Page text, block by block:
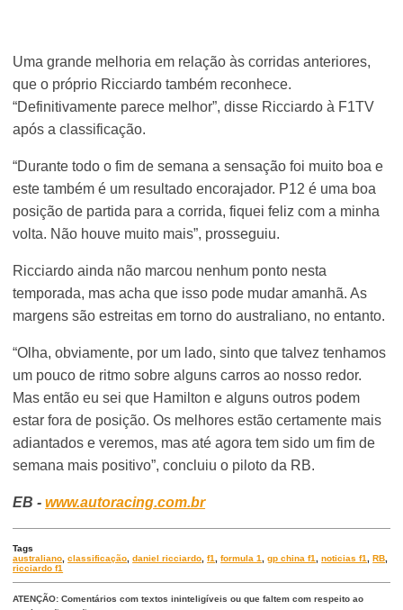
Uma grande melhoria em relação às corridas anteriores,
que o próprio Ricciardo também reconhece.
“Definitivamente parece melhor”, disse Ricciardo à F1TV
após a classificação.
“Durante todo o fim de semana a sensação foi muito boa e
este também é um resultado encorajador. P12 é uma boa
posição de partida para a corrida, fiquei feliz com a minha
volta. Não houve muito mais”, prosseguiu.
Ricciardo ainda não marcou nenhum ponto nesta
temporada, mas acha que isso pode mudar amanhã. As
margens são estreitas em torno do australiano, no entanto.
“Olha, obviamente, por um lado, sinto que talvez tenhamos
um pouco de ritmo sobre alguns carros ao nosso redor.
Mas então eu sei que Hamilton e alguns outros podem
estar fora de posição. Os melhores estão certamente mais
adiantados e veremos, mas até agora tem sido um fim de
semana mais positivo”, concluiu o piloto da RB.
EB -www.autoracing.com.br
Tags
australiano ,classificação ,daniel ricciardo ,f1 ,formula 1 ,gp china f1 ,noticias f1 ,RB
ricciardo f1
ATENÇÃO: Comentários com textos ininteligíveis ou que faltem com respeito ao